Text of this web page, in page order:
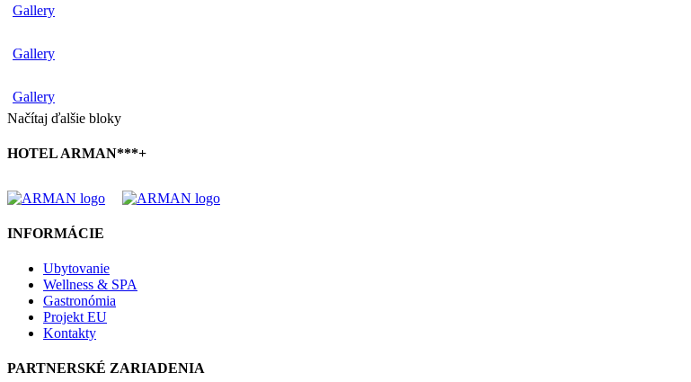
Gallery
Gallery
Gallery
Načítaj ďalšie bloky
HOTEL ARMAN***+
INFORMÁCIE
Ubytovanie
Wellness & SPA
Gastronómia
Projekt EU
Kontakty
PARTNERSKÉ ZARIADENIA